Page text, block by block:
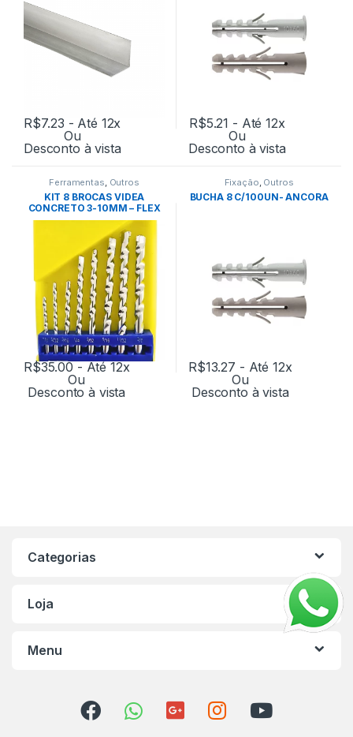
R$7.23 - Até 12x
Ou
Desconto à vista
R$5.21 - Até 12x
Ou
Desconto à vista
Ferramentas Outros
KIT 8 BROCAS VIDEA
CONCRETO 3-10MM – FLEX
R$35.00 - Até 12x
Ou
Desconto à vista
Fixação Outros
BUCHA 8 C/100UN- ANCORA
R$13.27 - Até 12x
Ou
Desconto à vista
Categorias
Loja
Menu